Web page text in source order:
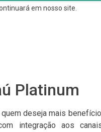
em nosso site.
Platinum
deseja mais
integração aos